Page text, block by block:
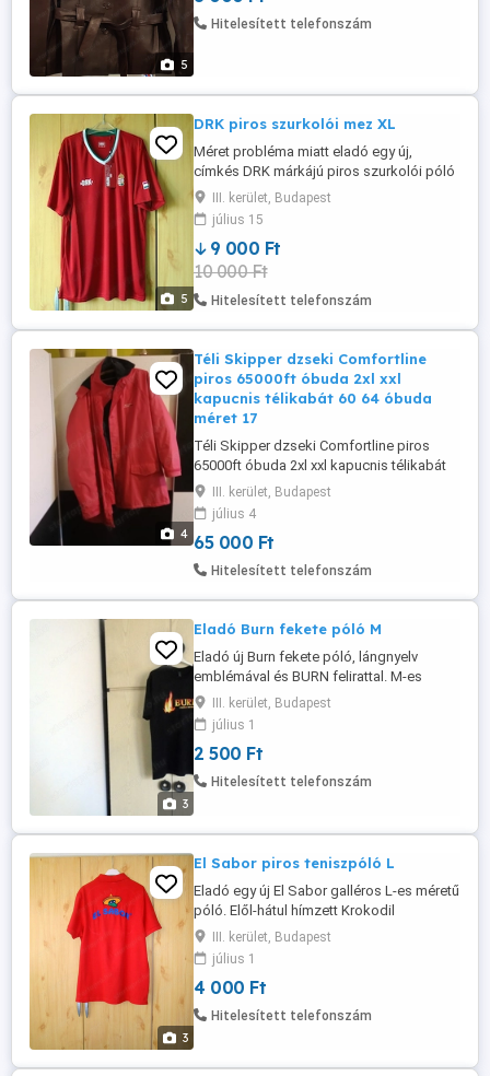
5
Hitelesített telefonszám
5
DRK piros szurkolói mez XL
Méret probléma miatt eladó egy új,
címkés DRK márkájú piros szurkolói póló
XL-es méret. V - nyakú férfi mez, címeres,
zászlós, hátán Hungary felírat. 100%
poliészter. Átvétel csak személyesen a
lakcímemen, Óbuda, 3. ker.
III. kerület, Budapest
július 15
9 000 Ft
10 000 Ft
Hitelesített telefonszám
4
Téli Skipper dzseki Comfortline
piros 65000ft óbuda 2xl xxl
kapucnis télikabát 60 64 óbuda
méret 17
Téli Skipper dzseki Comfortline piros
65000ft óbuda 2xl xxl kapucnis télikabát
60 64 óbuda méret 175magas 135kg
sulyra is tökéletes választás óbudán
lakcimemen felpróbálható ha kell posta
kizárolag előre fizetés után mpl
csomagautomatába +3000ft
III. kerület, Budapest
július 4
65 000 Ft
Hitelesített telefonszám
3
Eladó Burn fekete póló M
Eladó új Burn fekete póló, lángnyelv
emblémával és BURN felirattal. M-es
méret,de inkább S-nek felel meg. Átvétel
csak személyesen a lakcímemen, Óbuda
3. ker.
III. kerület, Budapest
július 1
2 500 Ft
Hitelesített telefonszám
3
El Sabor piros teniszpóló L
Eladó egy új El Sabor galléros L-es méretű
póló. Elől-hátul hímzett Krokodil
emblémával. Átvétel csak személyesen a
lakcímemen, Óbuda 3. ker.
III. kerület, Budapest
július 1
4 000 Ft
Hitelesített telefonszám